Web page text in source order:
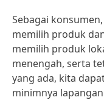
Sebagai
memilih produk
memilih produk
menengah, serta
yang ada, kita
minimnya